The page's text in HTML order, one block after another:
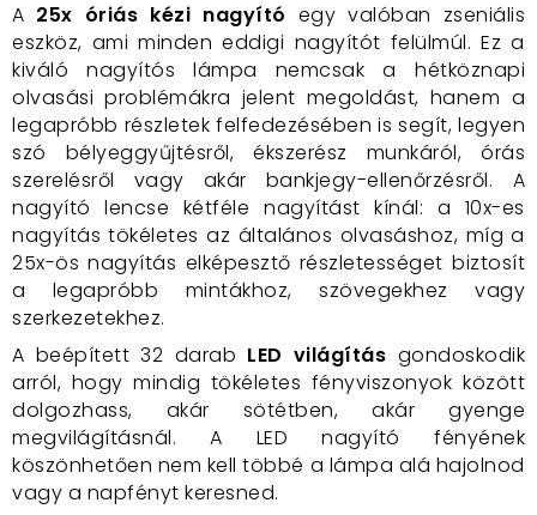
A 25x óriás kézi nagyító egy valóban zseniális
eszköz, ami minden eddigi nagyítót felülmúl. Ez a
kiváló nagyítós lámpa nemcsak a hétköznapi
olvasási problémákra jelent megoldást, hanem a
legapróbb részletek felfedezésében is segít, legyen
szó bélyeggyűjtésről, ékszerész munkáról, órás
szerelésről vagy akár bankjegy-ellenőrzésről. A
nagyító lencse kétféle nagyítást kínál: a 10x-es
nagyítás tökéletes az általános olvasáshoz, míg a
25x-ös nagyítás elképesztő részletességet biztosít
a legapróbb mintákhoz, szövegekhez vagy
szerkezetekhez.
A beépített 32 darab LED világítás gondoskodik
arról, hogy mindig tökéletes fényviszonyok között
dolgozhass, akár sötétben, akár gyenge
megvilágításnál. A LED nagyító fényének
köszönhetően nem kell többé a lámpa alá hajolnod
vagy a napfényt keresned.